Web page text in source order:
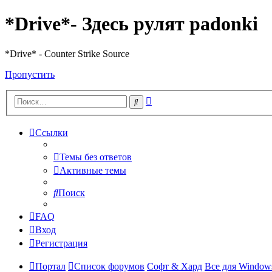
*Drive*- Здесь рулят padonki
*Drive* - Counter Strike Source
Пропустить
Поиск
Ссылки
Темы без ответов
Активные темы
Поиск
FAQ
Вход
Регистрация
Портал Список форумов Софт & Хард Все для